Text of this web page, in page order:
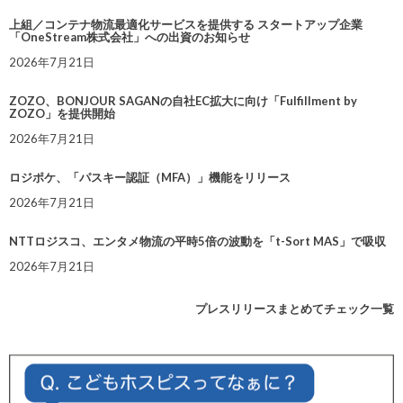
上組／コンテナ物流最適化サービスを提供する スタートアップ企業
「OneStream株式会社」への出資のお知らせ
2026年7月21日
ZOZO、BONJOUR SAGANの自社EC拡大に向け「Fulfillment by
ZOZO」を提供開始
2026年7月21日
ロジポケ、「パスキー認証（MFA）」機能をリリース
2026年7月21日
NTTロジスコ、エンタメ物流の平時5倍の波動を「t-Sort MAS」で吸収
2026年7月21日
プレスリリースまとめてチェック一覧